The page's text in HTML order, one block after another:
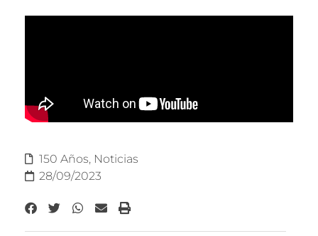
150 Años, Noticias
28/09/2023